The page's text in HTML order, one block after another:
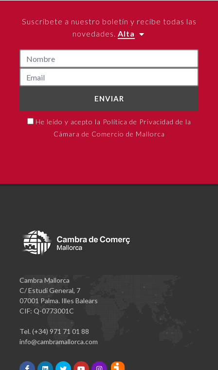
Suscríbete a nuestro boletín y recibe todas las
novedades. Alta
ENVIAR
He leído y acepto la Política de Privacidad de la
Cámara de Comercio de Mallorca
Cambra Mallorca
C/ Estudi General, 7
07001 Palma. Illes Balears
CIF: Q-0773001C
Tel. (+34) 971 71 01 88
info@cambramallorca.com